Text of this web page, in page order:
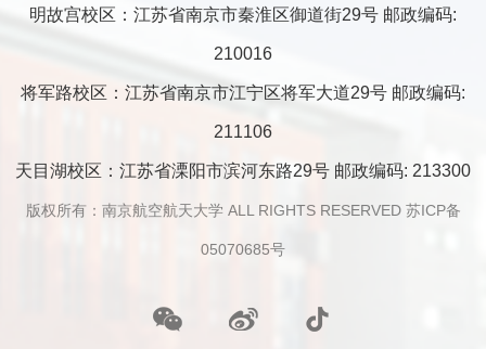
明故宫校区：江苏省南京市秦淮区御道街29号 邮政编码:
210016
将军路校区：江苏省南京市江宁区将军大道29号 邮政编码:
211106
天目湖校区：江苏省溧阳市滨河东路29号 邮政编码: 213300
版权所有：南京航空航天大学 ALL RIGHTS RESERVED 苏ICP备
05070685号